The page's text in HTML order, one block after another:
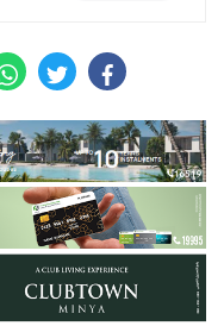
facebook
twitter